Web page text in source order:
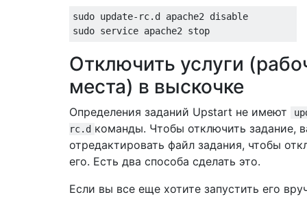
sudo update-rc.d apache2 disable
Отключить услуги
места) в выскочке
Определения заданий Upstart не имеют
rc.d команды. Чтобы отключить задание,
отредактировать файл задания, чтобы
его. Есть два способа сделать это.
Если вы все еще хотите запустить его